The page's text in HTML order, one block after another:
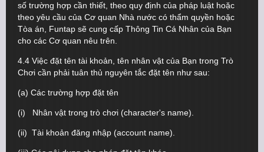
số trường hợp cần thiết, theo quy định của pháp luật hoặc
theo yêu cầu của Cơ quan Nhà nước có thẩm quyền hoặc
Tòa án, Funtap sẽ cung cấp Thông Tin Cá Nhân của Bạn
cho các Cơ quan nêu trên.
4.4 Việc đặt tên tài khoản, tên nhân vật của Bạn trong Trò
Chơi cần phải tuân thủ nguyên tắc đặt tên như sau:
(a) Các trường hợp đặt tên
(i) Nhân vật trong trò chơi (character's name).
(ii) Tài khoản đăng nhập (account name).